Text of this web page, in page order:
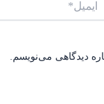
دیدگاهی می‌نویسم.